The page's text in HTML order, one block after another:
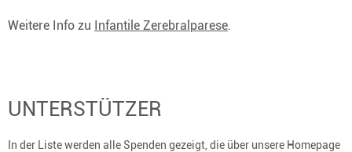
Weitere Info zu Infantile Zerebralparese.
UNTERSTÜTZER
In der Liste werden alle Spenden gezeigt, die über unsere Homepage